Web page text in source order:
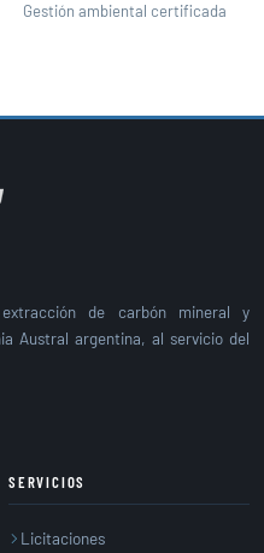
Gestión ambiental certificada
de carbón mineral y
Austral argentina, al servicio del
SERVICIOS
Licitaciones